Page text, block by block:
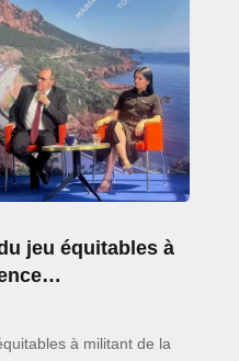
jeu équitables à
à militant de la